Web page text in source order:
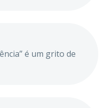
é um grito de